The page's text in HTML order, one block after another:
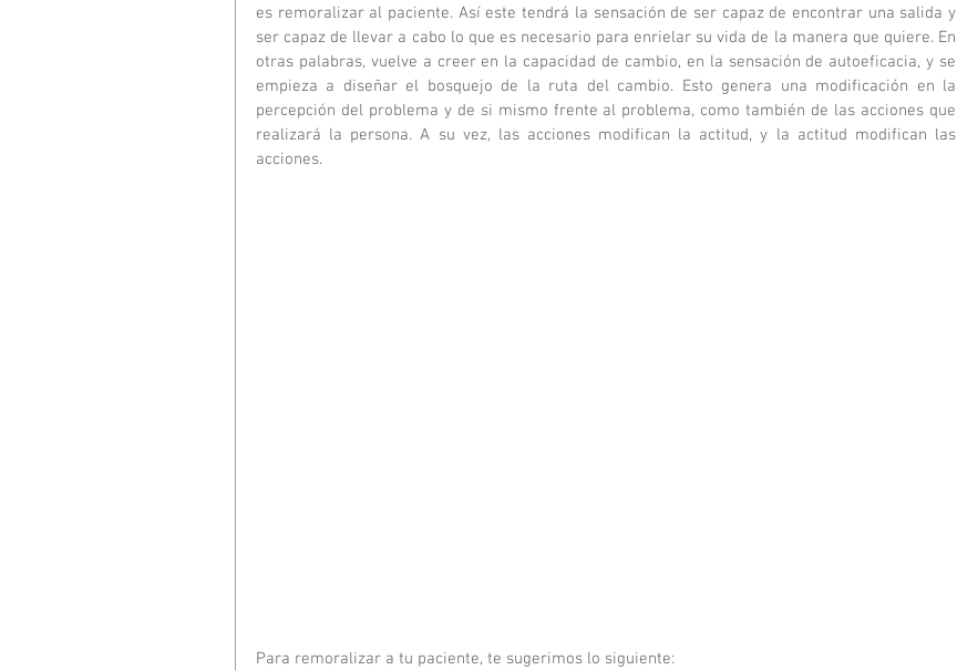
es remoralizar al paciente. Así este tendrá la sensación de ser capaz de encontrar una salida y
ser capaz de llevar a cabo lo que es necesario para enrielar su vida de la manera que quiere. En
otras palabras, vuelve a creer en la capacidad de cambio, en la sensación de autoeficacia, y se
empieza a diseñar el bosquejo de la ruta del cambio. Esto genera una modificación en la
percepción del problema y de si mismo frente al problema, como también de las acciones que
realizará la persona. A su vez, las acciones modifican la actitud, y la actitud modifican las
acciones.
Para remoralizar a tu paciente, te sugerimos lo siguiente: